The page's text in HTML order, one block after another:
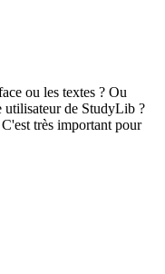
ou les textes ? Ou
utilisateur de StudyLib ?
très important pour